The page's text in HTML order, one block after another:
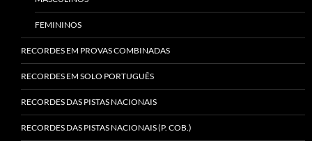
FEMININOS
RECORDES EM PROVAS COMBINADAS
RECORDES EM SOLO PORTUGUÊS
RECORDES DAS PISTAS NACIONAIS
RECORDES DAS PISTAS NACIONAIS (P. COB.)